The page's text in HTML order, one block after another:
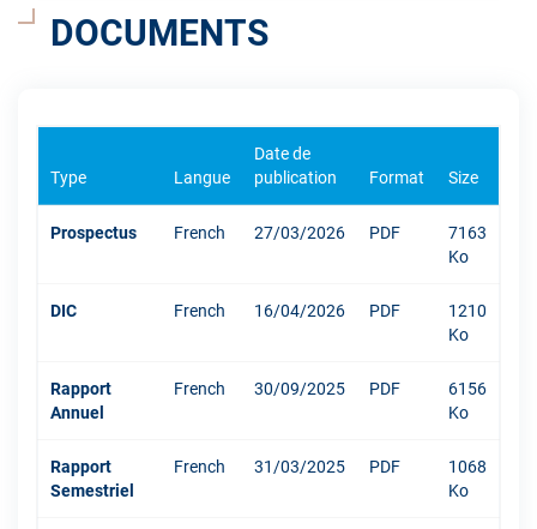
DOCUMENTS
Type Langue
Date de
publication
Format Size
Prospectus French 27/03/2026 PDF
7163
Ko
DIC French 16/04/2026 PDF
1210
Ko
Rapport
Annuel
French 30/09/2025 PDF
6156
Ko
Rapport
Semestriel
French 31/03/2025 PDF
1068
Ko